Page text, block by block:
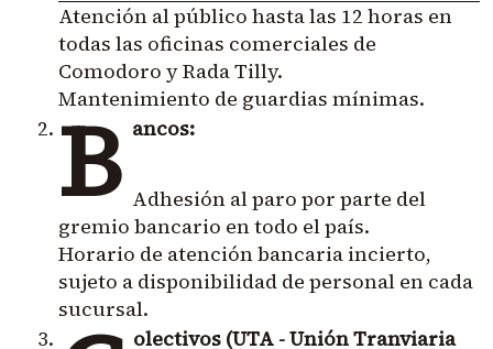
Atención al público hasta las 12 horas en
todas las oficinas comerciales de
Comodoro y Rada Tilly.
Mantenimiento de guardias mínimas.
B ancos:
Adhesión al paro por parte del
gremio bancario en todo el país.
Horario de atención bancaria incierto,
sujeto a disponibilidad de personal en cada
sucursal.
olectivos (UTA - Unión Tranviaria